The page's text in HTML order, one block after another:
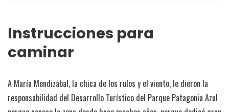
Instrucciones para
caminar
A María Mendizábal, la chica de los rulos y el viento, le dieron la
responsabilidad del Desarrollo Turístico del Parque Patagonia Azul